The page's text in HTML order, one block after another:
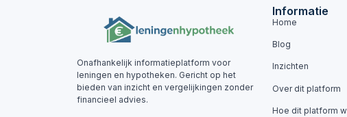
Onafhankelijk informatieplatform voor
leningen en hypotheken. Gericht op het
bieden van inzicht en vergelijkingen zonder
financieel advies.
Informatie
Home
Blog
Inzichten
Over dit platform
Hoe dit platform